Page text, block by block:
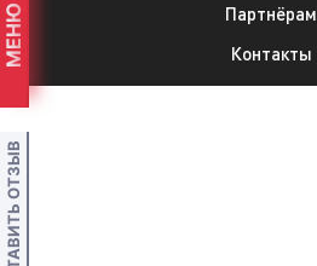
Партнёрам
Контакты
МЕНЮ
ОСТАВИТЬ ОТЗЫВ